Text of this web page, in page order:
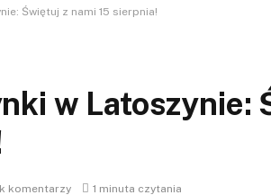
Świętuj z nami 15 sierpnia!
w Latoszynie:
komentarzy 1 minuta czytania